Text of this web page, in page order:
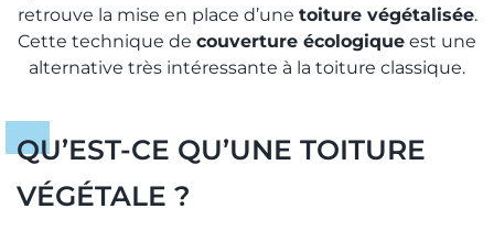
retrouve la mise en place d’une toiture végétalisée.
Cette technique de couverture écologique est une
alternative très intéressante à la toiture classique.
QU’EST-CE QU’UNE TOITURE
VÉGÉTALE ?